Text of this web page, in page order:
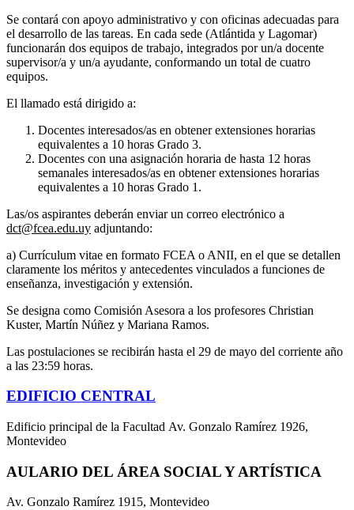
Se contará con apoyo administrativo y con oficinas adecuadas para
el desarrollo de las tareas. En cada sede (Atlántida y Lagomar)
funcionarán dos equipos de trabajo, integrados por un/a docente
supervisor/a y un/a ayudante, conformando un total de cuatro
equipos.
El llamado está dirigido a:
Docentes interesados/as en obtener extensiones horarias
equivalentes a 10 horas Grado 3.
Docentes con una asignación horaria de hasta 12 horas
semanales interesados/as en obtener extensiones horarias
equivalentes a 10 horas Grado 1.
Las/os aspirantes deberán enviar un correo electrónico a
dct@fcea.edu.uy adjuntando:
a) Currículum vitae en formato FCEA o ANII, en el que se detallen
claramente los méritos y antecedentes vinculados a funciones de
enseñanza, investigación y extensión.
Se designa como Comisión Asesora a los profesores Christian
Kuster, Martín Núñez y Mariana Ramos.
Las postulaciones se recibirán hasta el 29 de mayo del corriente año
a las 23:59 horas.
EDIFICIO CENTRAL
Edificio principal de la Facultad Av. Gonzalo Ramírez 1926,
Montevideo
AULARIO DEL ÁREA SOCIAL Y ARTÍSTICA
Av. Gonzalo Ramírez 1915, Montevideo